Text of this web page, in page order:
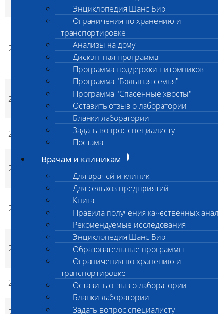
Энциклопедия Шанс Био
Ограничения по хранению и
транспортировке
Анализы на дому
Дисконтная программа
Программа поддержки питомников
Программа "Большая семья"
Программа "Спасенные хвосты"
Оставить отзыв о лаборатории
Бланки лаборатории
Задать вопрос специалисту
Постамат
Врачам и клиникам
Для врачей и клиник
Для сельхоз предприятий
Книга
Правила получения качественных
Рекомендуемые исследования
Энциклопедия Шанс Био
Образовательные программы
Ограничения по хранению и
транспортировке
Оставить отзыв о лаборатории
Бланки лаборатории
Задать вопрос специалисту
(F8GSv1)
2422
Гемофилия А
(Недостаточность фактора
VIII) немецких овчарок,
мутация 2 (c.1700G>A)
(F8GSv2)
2 800 2 800
2423
Гипоплазия мозжечка
белой швейцарской
овчарки (CH WSS)
2 800p 2 800p
2424
Гипоплазия мозжечка
евразиера (CH-Eur/ DWLM)
2 800 p 2 800
2425
Гликогеноз Iа типа, Болезнь
пинчер (GSD1A)
2426
Миотубулярная миопатия
ротвейлеров (MTM1 R, XL-
2 800 2 800
2427
Нейроаксональная
дистрофия испанской
водяной собаки (NAD SW)
2 800p
2430
Интенсивность рыжего
окраса пуделей
3 200p 3 200
Локус Т (R), чалый/краповый
p